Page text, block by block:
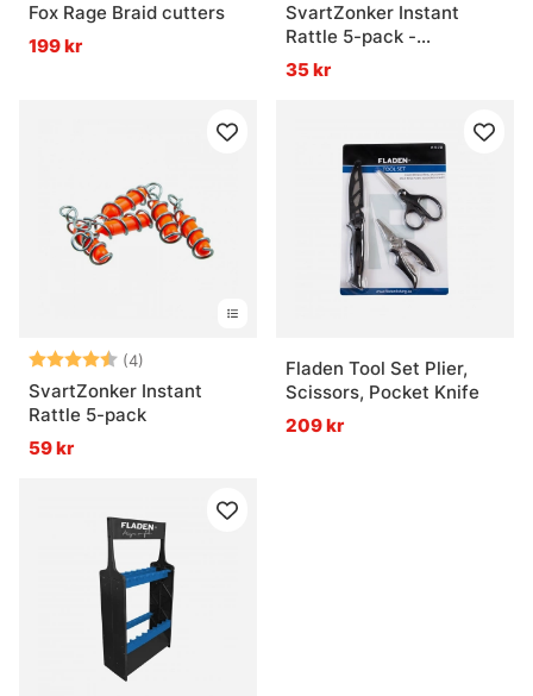
Fox Rage Braid cutters
199 kr
SvartZonker Instant
Rattle 5-pack -
Transparent
35 kr
Betyg: (4)
4.3 utav 5 stjärnor
SvartZonker Instant
Rattle 5-pack
59 kr
Fladen Tool Set Plier,
Scissors, Pocket Knife
209 kr